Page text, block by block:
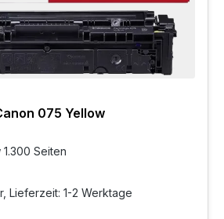
075 Yellow
Seiten
Lieferzeit: 1-2 Werktage